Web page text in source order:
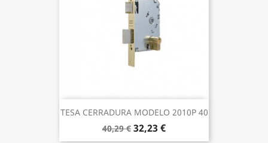
TESA CERRADURA MODELO 2010P 40
40,29 € 32,23 €